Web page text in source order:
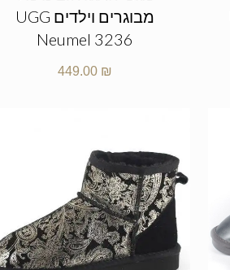
מבוגרים וילדים UGG
Neumel 3236
449.00 ₪